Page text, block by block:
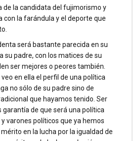
de la candidata del fujimorismo y
con la farándula y el deporte que
será bastante parecida en su
su padre, con los matices de su
ser mejores o peores también.
en ella el perfil de una política
no sólo de su padre sino de
que hayamos tenido. Ser
garantía de que será una política
varones políticos que ya hemos
en la lucha por la igualdad de